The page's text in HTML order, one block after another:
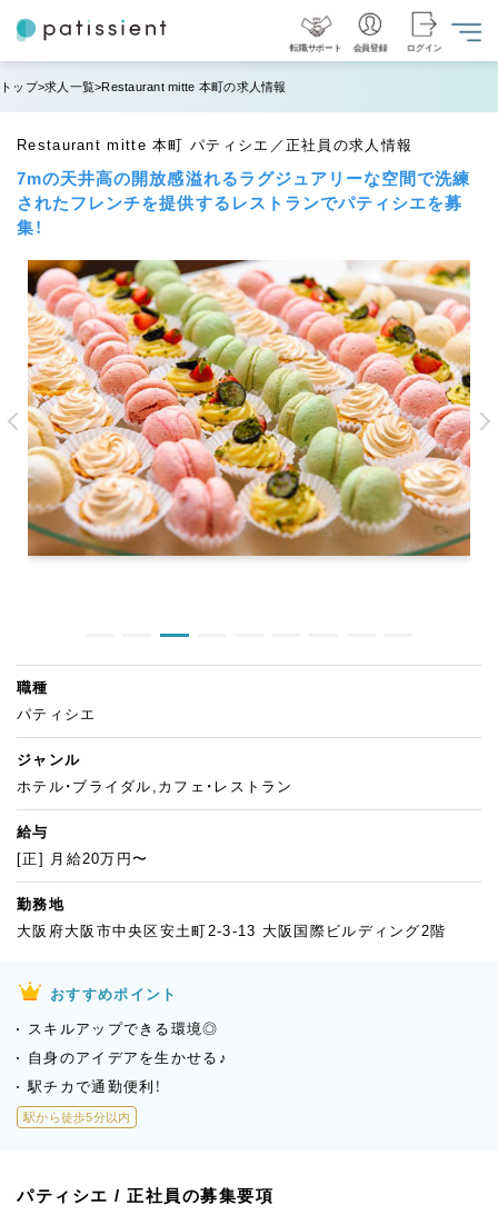
転職サポート 会員登録 ログイン
トップ 求人一覧 Restaurant mitte 本町の求人情報
Restaurant mitte 本町 パティシエ／正社員の求人情報
7mの天井高の開放感溢れるラグジュアリーな空間で洗練
されたフレンチを提供するレストランでパティシエを募
集！
職種
パティシエ
ジャンル
ホテル・ブライダル,カフェ・レストラン
給与
[正] 月給20万円〜
勤務地
大阪府大阪市中央区安土町2-3-13 大阪国際ビルディング2階
おすすめポイント
スキルアップできる環境◎
自身のアイデアを生かせる♪
駅チカで通勤便利！
駅から徒歩5分以内
パティシエ / 正社員の募集要項